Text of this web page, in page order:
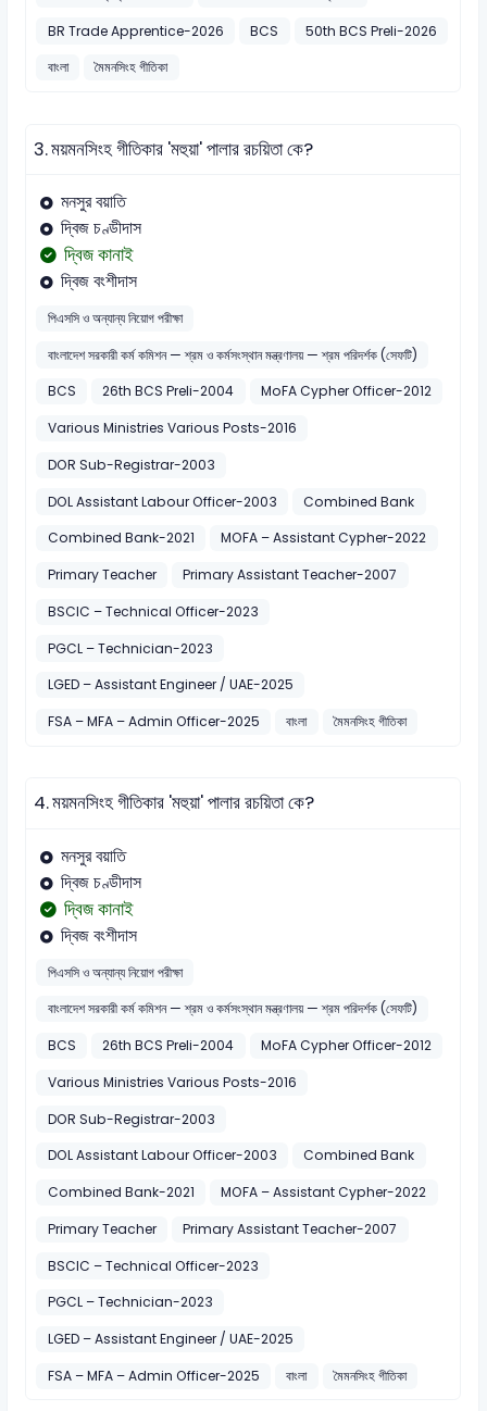
BR Trade Apprentice-2026
BCS
50th BCS Preli-2026
বাংলা
মৈমনসিংহ গীতিকা
3.ময়মনসিংহ গীতিকার 'মহুয়া' পালার রচয়িতা কে?
মনসুর বয়াতি
দ্বিজ চণ্ডীদাস
দ্বিজ কানাই
দ্বিজ বংশীদাস
পিএসসি ও অন্যান্য নিয়োগ পরীক্ষা
বাংলাদেশ সরকারী কর্ম কমিশন — শ্রম ও কর্মসংস্থান মন্ত্রণালয় — শ্রম পরিদর্শক (সেফটি)
BCS
26th BCS Preli-2004
MoFA Cypher Officer-2012
Various Ministries Various Posts-2016
DOR Sub-Registrar-2003
DOL Assistant Labour Officer-2003
Combined Bank
Combined Bank-2021
MOFA – Assistant Cypher-2022
Primary Teacher
Primary Assistant Teacher-2007
BSCIC – Technical Officer-2023
PGCL – Technician-2023
LGED – Assistant Engineer / UAE-2025
FSA – MFA – Admin Officer-2025
বাংলা মৈমনসিংহ গীতিকা
4.ময়মনসিংহ গীতিকার 'মহুয়া' পালার রচয়িতা কে?
মনসুর বয়াতি
দ্বিজ চণ্ডীদাস
দ্বিজ কানাই
দ্বিজ বংশীদাস
পিএসসি ও অন্যান্য নিয়োগ পরীক্ষা
বাংলাদেশ সরকারী কর্ম কমিশন — শ্রম ও কর্মসংস্থান মন্ত্রণালয় — শ্রম পরিদর্শক (সেফটি)
BCS
26th BCS Preli-2004
MoFA Cypher Officer-2012
Various Ministries Various Posts-2016
DOR Sub-Registrar-2003
DOL Assistant Labour Officer-2003
Combined Bank
Combined Bank-2021
MOFA – Assistant Cypher-2022
Primary Teacher
Primary Assistant Teacher-2007
BSCIC – Technical Officer-2023
PGCL – Technician-2023
LGED – Assistant Engineer / UAE-2025
FSA – MFA – Admin Officer-2025
বাংলা মৈমনসিংহ গীতিকা